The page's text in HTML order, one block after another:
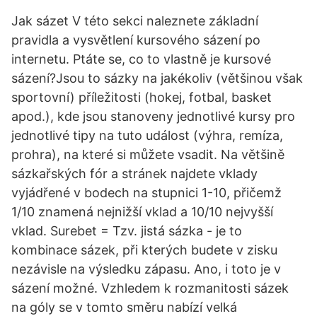
Jak sázet V této sekci naleznete základní
pravidla a vysvětlení kursového sázení po
internetu. Ptáte se, co to vlastně je kursové
sázení?Jsou to sázky na jakékoliv (většinou však
sportovní) příležitosti (hokej, fotbal, basket
apod.), kde jsou stanoveny jednotlivé kursy pro
jednotlivé tipy na tuto událost (výhra, remíza,
prohra), na které si můžete vsadit. Na většině
sázkařských fór a stránek najdete vklady
vyjádřené v bodech na stupnici 1-10, přičemž
1/10 znamená nejnižší vklad a 10/10 nejvyšší
vklad. Surebet = Tzv. jistá sázka - je to
kombinace sázek, při kterých budete v zisku
nezávisle na výsledku zápasu. Ano, i toto je v
sázení možné. Vzhledem k rozmanitosti sázek
na góly se v tomto směru nabízí velká